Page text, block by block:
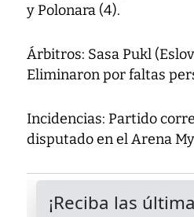
y Polonara (4).
Árbitros: Sasa Pukl
Eliminaron por faltas
Incidencias: Partido
disputado en el Arena